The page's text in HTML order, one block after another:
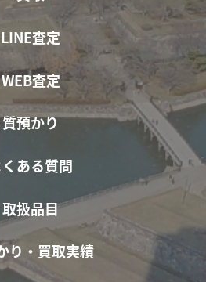
LINE査定
WEB査定
質預かり
ある質問
取扱品目
り・買取実績